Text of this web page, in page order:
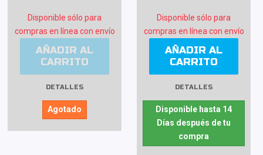
Disponible sólo para
compras en línea con envío
AÑADIR AL
CARRITO
DETALLES
Agotado
Disponible sólo para
compras en línea con envío
AÑADIR AL
CARRITO
DETALLES
Disponible hasta 14
Días después de tu
compra